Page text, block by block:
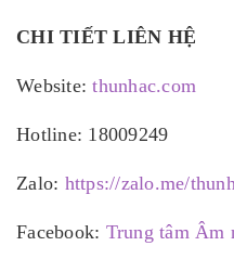
CHI TIẾT LIÊN HỆ
Website:thunhac.com
Hotline: 18009249
Zalo: https://zalo.me/
Facebook: Trung tâm Âm